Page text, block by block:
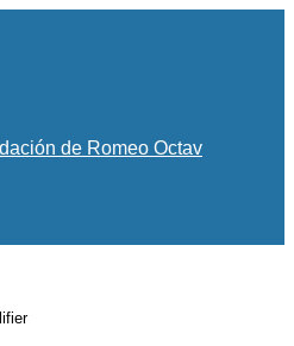
de Romeo Octav